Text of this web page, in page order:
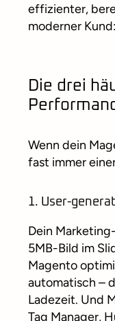
effizienter,
moderner
Die drei
Wenn dein
fast immer
1. User-
Dein
5MB-Bild im
Magento
automatisch –
Ladezeit. Und
Tag Manager,